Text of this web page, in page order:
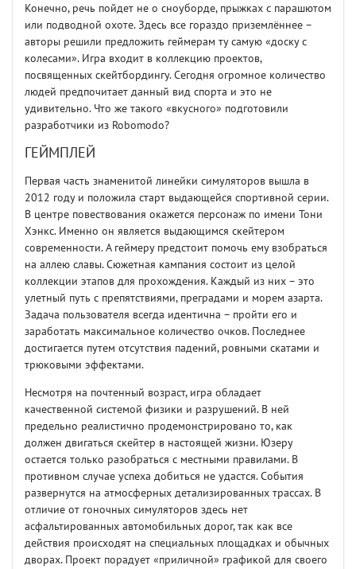
Конечно, речь пойдет не о сноуборде, прыжках с парашютом
или подводной охоте. Здесь все гораздо приземлённее –
авторы решили предложить геймерам ту самую «доску с
колесами». Игра входит в коллекцию проектов,
посвященных скейтбордингу. Сегодня огромное количество
людей предпочитает данный вид спорта и это не
удивительно. Что же такого «вкусного» подготовили
разработчики из Robomodo?
ГЕЙМПЛЕЙ
Первая часть знаменитой линейки симуляторов вышла в
2012 году и положила старт выдающейся спортивной серии.
В центре повествования окажется персонаж по имени Тони
Хэнкс. Именно он является выдающимся скейтером
современности. А геймеру предстоит помочь ему взобраться
на аллею славы. Сюжетная кампания состоит из целой
коллекции этапов для прохождения. Каждый из них – это
улетный путь с препятствиями, преградами и морем азарта.
Задача пользователя всегда идентична – пройти его и
заработать максимальное количество очков. Последнее
достигается путем отсутствия падений, ровными скатами и
трюковыми эффектами.
Несмотря на почтенный возраст, игра обладает
качественной системой физики и разрушений. В ней
предельно реалистично продемонстрировано то, как
должен двигаться скейтер в настоящей жизни. Юзеру
остается только разобраться с местными правилами. В
противном случае успеха добиться не удастся. События
развернутся на атмосферных детализированных трассах. В
отличие от гоночных симуляторов здесь нет
асфальтированных автомобильных дорог, так как все
действия происходят на специальных площадках и обычных
дворах. Проект порадует «приличной» графикой для своего